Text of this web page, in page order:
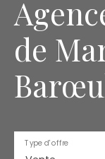
de
Type d'offre